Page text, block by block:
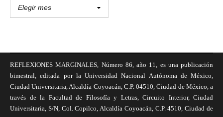
REFLEXIONES MARGINALES, Número 86, año 11, es una publicación
bimestral, editada por la Universidad Nacional Autónoma de México,
Ciudad Universitaria, Alcaldía Coyoacán, C.P. 04510, Ciudad de México, a
través de la Facultad de Filosofía y Letras, Circuito Interior, Ciudad
Universitaria, S/N, Col. Copilco, Alcaldía Coyoacán, C.P. 4510, Ciudad de